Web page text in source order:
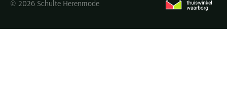
© 2026 Schulte Herenmode